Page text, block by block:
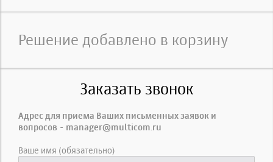
Решение добавлено в корзину
Заказать звонок
Адрес для приема Ваших письменных заявок и
вопросов - manager@multicom.ru
Ваше имя (обязательно)